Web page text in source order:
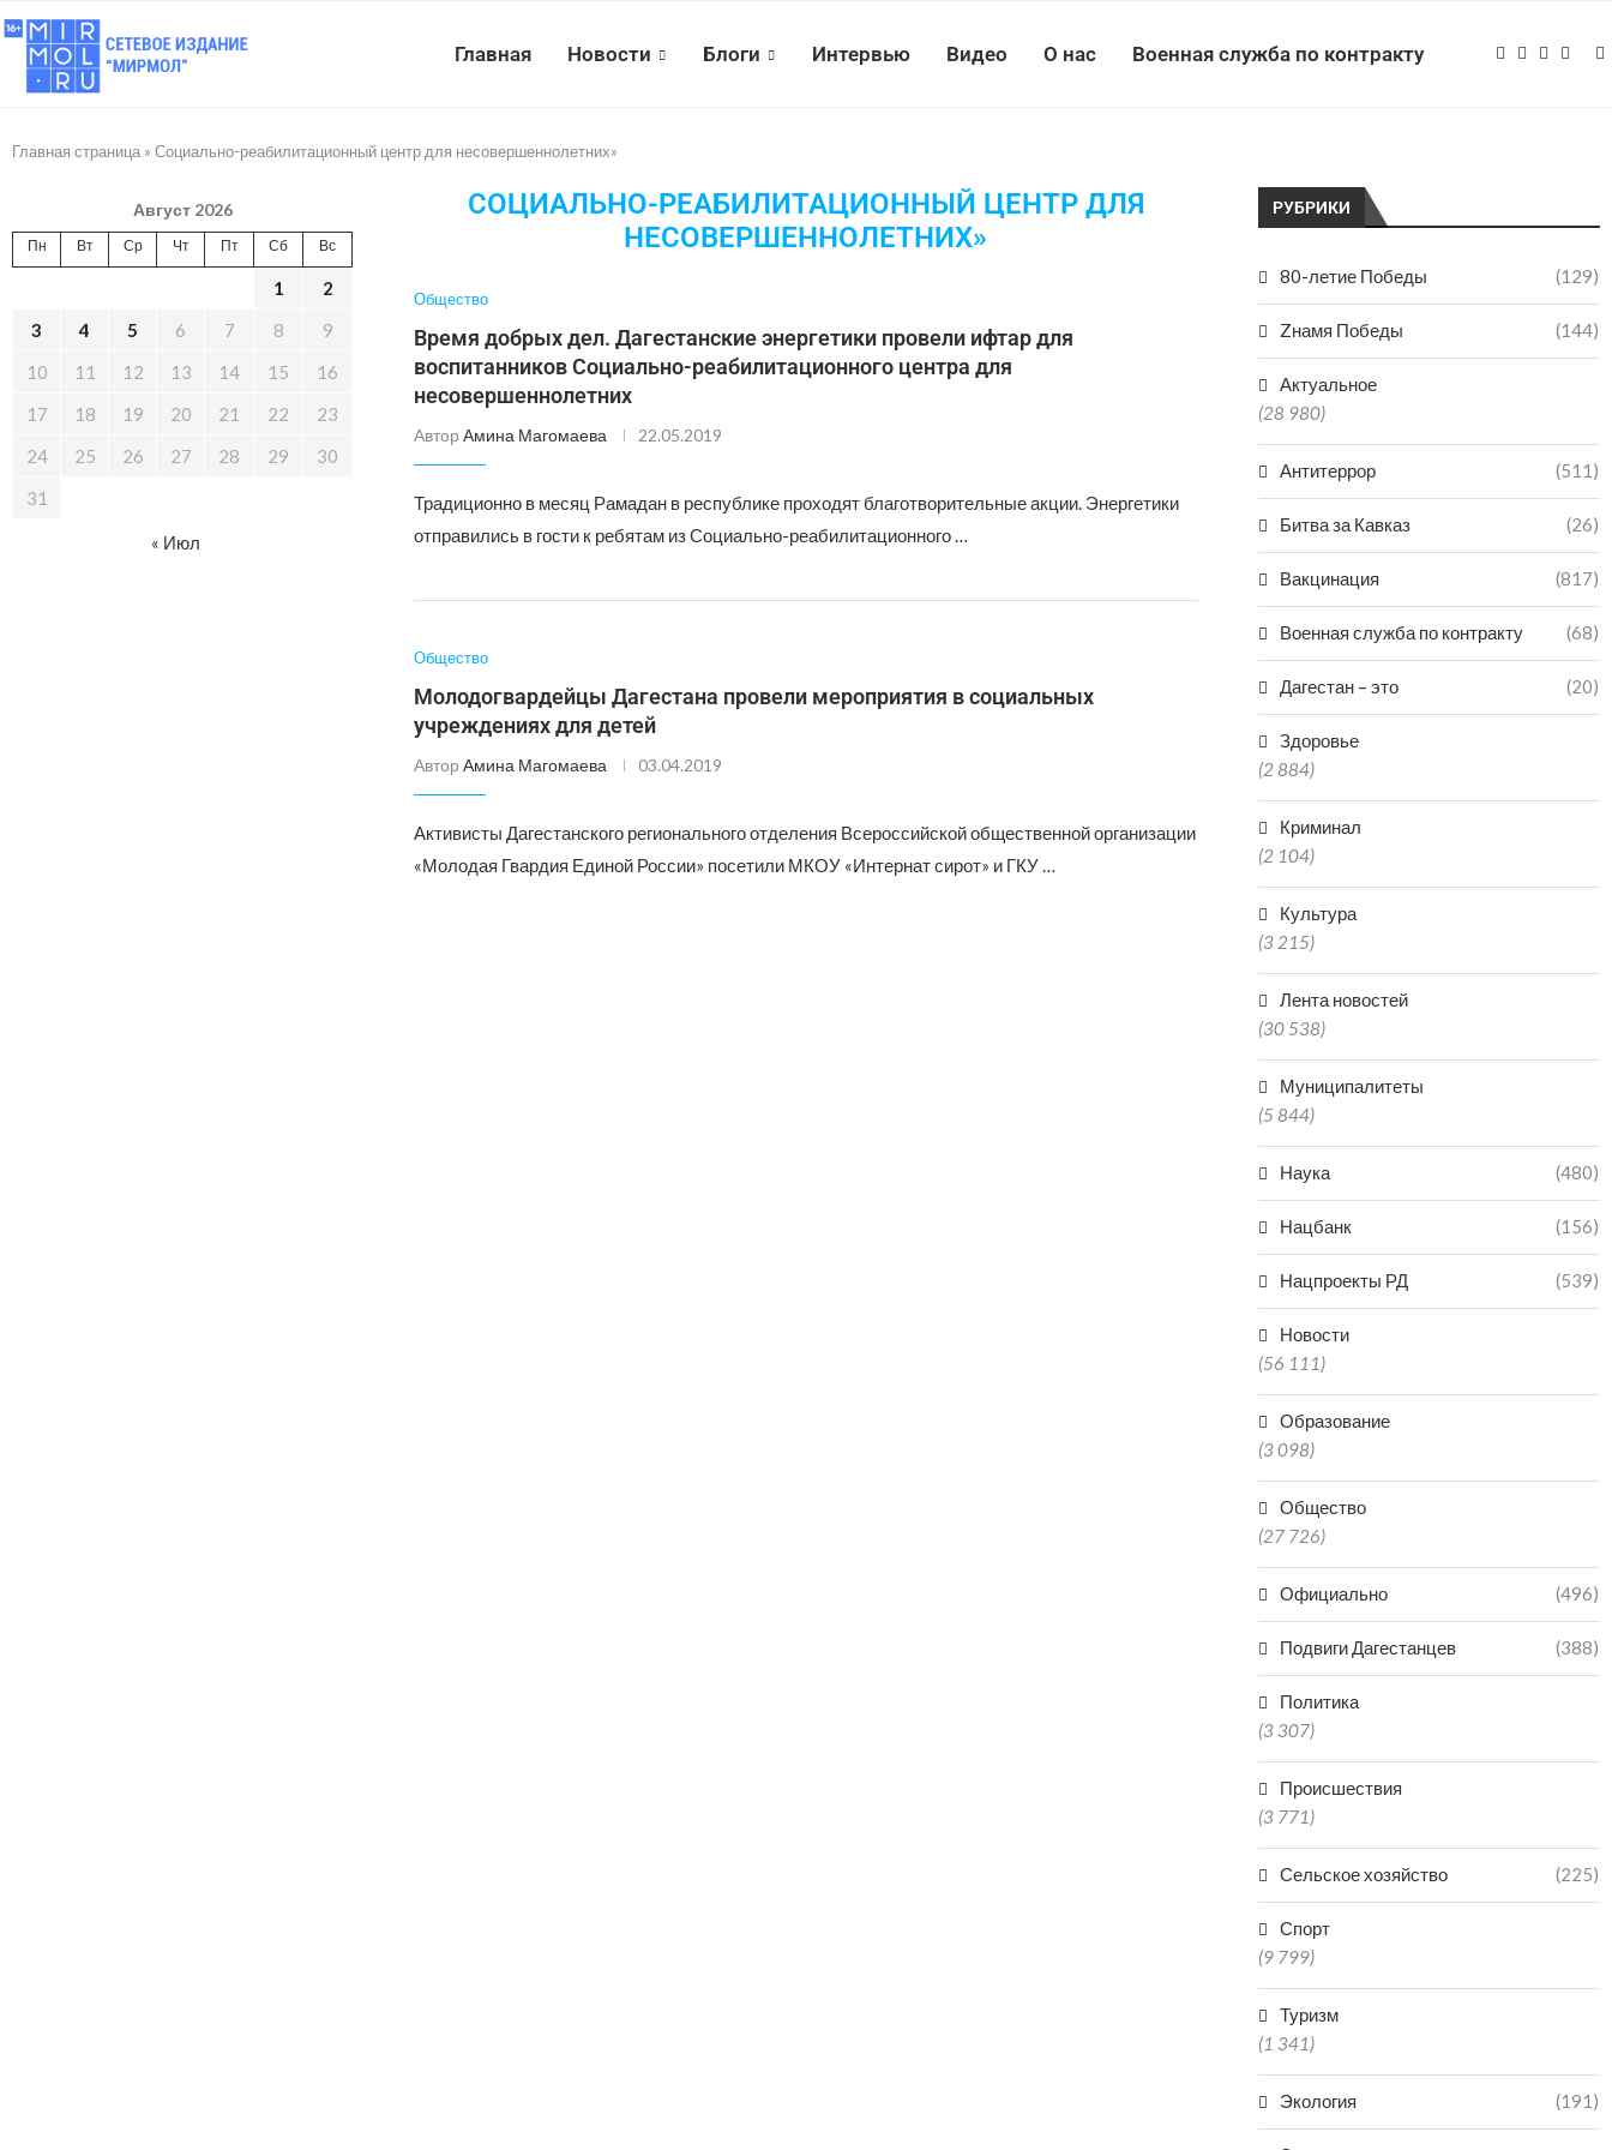
Главная Новости Блоги Интервью Видео О нас Военная служба по контракту
Главная страница » Социально-реабилитационный центр для несовершеннолетних»
СОЦИАЛЬНО-РЕАБИЛИТАЦИОННЫЙ ЦЕНТР ДЛЯ
НЕСОВЕРШЕННОЛЕТНИХ»
Общество
Время добрых дел. Дагестанские энергетики провели ифтар для
воспитанников Социально-реабилитационного центра для
несовершеннолетних
Автор Амина Магомаева 22.05.2019
Традиционно в месяц Рамадан в республике проходят благотворительные акции. Энергетики
отправились в гости к ребятам из Социально-реабилитационного …
Общество
Молодогвардейцы Дагестана провели мероприятия в социальных
учреждениях для детей
Автор Амина Магомаева 03.04.2019
Активисты Дагестанского регионального отделения Всероссийской общественной организации
«Молодая Гвардия Единой России» посетили МКОУ «Интернат сирот» и ГКУ …
РУБРИКИ
80-летие Победы (129)
Zнамя Победы (144)
Актуальное
(28 980)
Антитеррор (511)
Битва за Кавказ (26)
Вакцинация (817)
Военная служба по контракту (68)
Дагестан – это (20)
Здоровье
(2 884)
Криминал
(2 104)
Культура
(3 215)
Лента новостей
(30 538)
Муниципалитеты
(5 844)
Наука (480)
Нацбанк (156)
Нацпроекты РД (539)
Новости
(56 111)
Образование
(3 098)
Общество
(27 726)
Официально (496)
Подвиги Дагестанцев (388)
Политика
(3 307)
Происшествия
(3 771)
Сельское хозяйство (225)
Спорт
(9 799)
Туризм
(1 341)
Экология (191)
Август 2026
Пн Вт Ср Чт Пт Сб Вс
1
2
3
4 5 6 7 8
9
10
11 12 13 14 15
16
17
18 19 20 21 22
23
24
25 26 27 28 29
30
31
« Июл